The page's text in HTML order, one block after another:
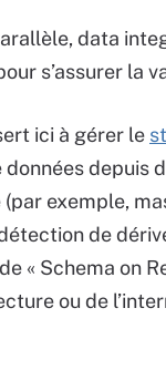
data
s’assurer la
ici à gérer le
depuis
exemple,
de
« Schema on
ou de